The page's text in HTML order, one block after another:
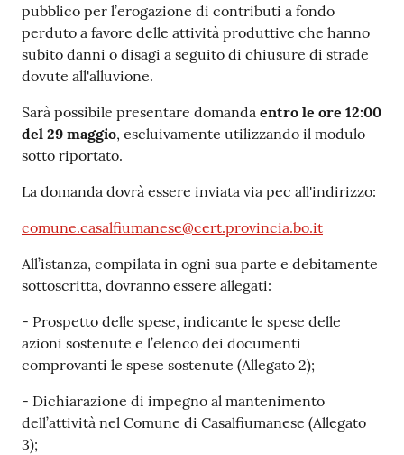
pubblico per l’erogazione di contributi a fondo
perduto a favore delle attività produttive che hanno
subito danni o disagi a seguito di chiusure di strade
dovute all'alluvione.
Sarà possibile presentare domanda entro le ore 12:00
del 29 maggio, escluivamente utilizzando il modulo
sotto riportato.
La domanda dovrà essere inviata via pec all'indirizzo:
comune.casalfiumanese@cert.provincia.bo.it
All’istanza, compilata in ogni sua parte e debitamente
sottoscritta, dovranno essere allegati:
- Prospetto delle spese, indicante le spese delle
azioni sostenute e l’elenco dei documenti
comprovanti le spese sostenute (Allegato 2);
- Dichiarazione di impegno al mantenimento
dell’attività nel Comune di Casalfiumanese (Allegato
3);